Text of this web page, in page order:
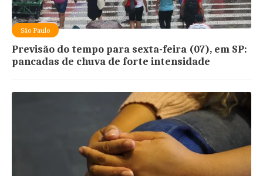
São Paulo
Previsão do tempo para sexta-feira (07), em SP:
pancadas de chuva de forte intensidade